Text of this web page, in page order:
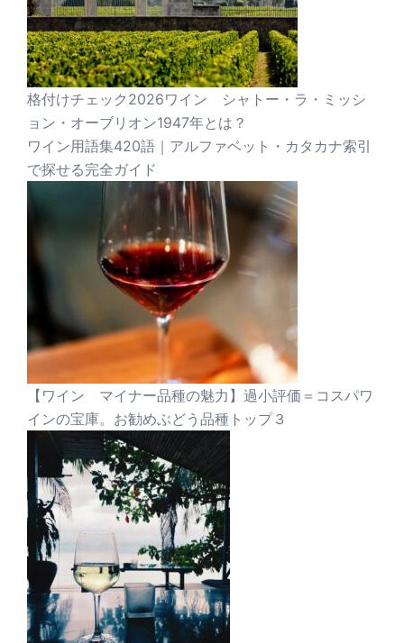
格付けチェック2026ワイン シャトー・ラ・ミッシ
ョン・オーブリオン1947年とは？
ワイン用語集420語｜アルファベット・カタカナ索引
で探せる完全ガイド
【ワイン マイナー品種の魅力】過小評価＝コスパワ
インの宝庫。お勧めぶどう品種トップ３